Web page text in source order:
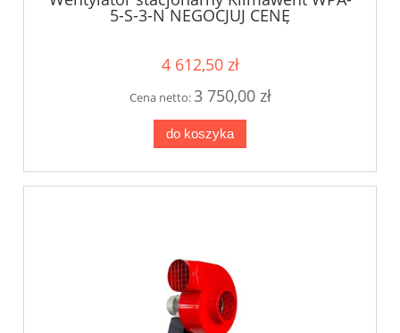
5-S-3-N NEGOCJUJ CENĘ
4 612,50 zł
Cena netto:3 750,00 zł
do koszyka